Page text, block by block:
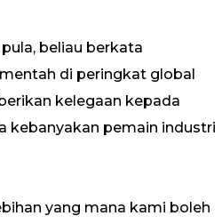
beliau berkata
di peringkat global
kelegaan kepada
kebanyakan pemain industri
yang mana kami boleh